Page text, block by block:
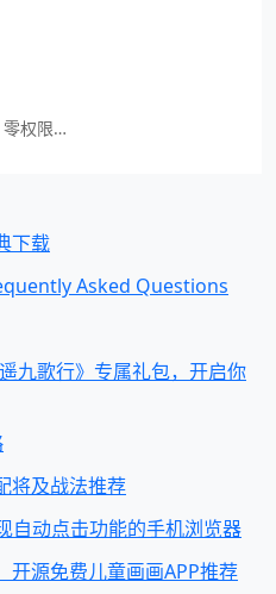
轻量级PDF阅读器，零权限运行
下载
Asked Questions
九歌行》专属礼包，开启你
将及战法推荐
自动点击功能的手机浏览器
开源免费儿童画画APP推荐